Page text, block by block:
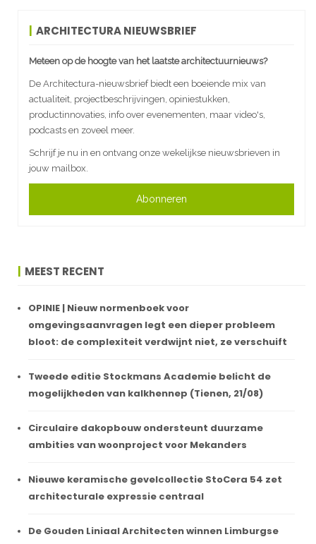
ARCHITECTURA NIEUWSBRIEF
Meteen op de hoogte van het laatste architectuurnieuws?
De Architectura-nieuwsbrief biedt een boeiende mix van
actualiteit, projectbeschrijvingen, opiniestukken,
productinnovaties, info over evenementen, maar video's,
podcasts en zoveel meer.
Schrijf je nu in en ontvang onze wekelijkse nieuwsbrieven in
jouw mailbox.
Abonneren
MEEST RECENT
OPINIE | Nieuw normenboek voor
omgevingsaanvragen legt een dieper probleem
bloot: de complexiteit verdwijnt niet, ze verschuift
Tweede editie Stockmans Academie belicht de
mogelijkheden van kalkhennep (Tienen, 21/08)
Circulaire dakopbouw ondersteunt duurzame
ambities van woonproject voor Mekanders
Nieuwe keramische gevelcollectie StoCera 54 zet
architecturale expressie centraal
De Gouden Liniaal Architecten winnen Limburgse